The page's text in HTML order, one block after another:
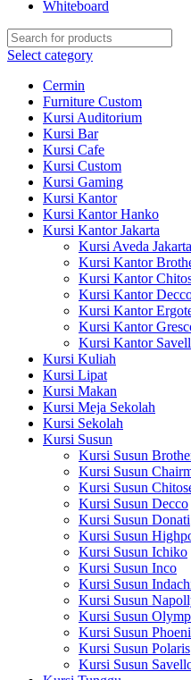
Whiteboard
Select category
Cermin
Furniture Custom
Kursi Auditorium
Kursi Bar
Kursi Cafe
Kursi Custom
Kursi Gaming
Kursi Kantor
Kursi Kantor Hanko
Kursi Kantor Jakarta
Kursi Aveda Jakarta
Kursi Kantor
Kursi Kantor
Kursi Kantor
Kursi Kantor
Kursi Kantor
Kursi Kantor
Kursi Kuliah
Kursi Lipat
Kursi Makan
Kursi Meja Sekolah
Kursi Sekolah
Kursi Susun
Kursi Susun
Kursi Susun
Kursi Susun
Kursi Susun Decco
Kursi Susun Donati
Kursi Susun
Kursi Susun Ichiko
Kursi Susun Inco
Kursi Susun
Kursi Susun
Kursi Susun
Kursi Susun
Kursi Susun Polaris
Kursi Susun